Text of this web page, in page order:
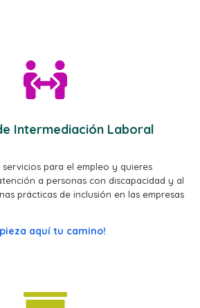
Intermediación Laboral
servicios para el empleo y quieres
a personas con discapacidad y al
prácticas de inclusión en las empresas
aquí tu camino!